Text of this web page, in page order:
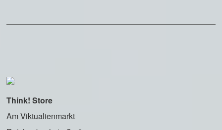
Think! Store
Am Viktualienmarkt